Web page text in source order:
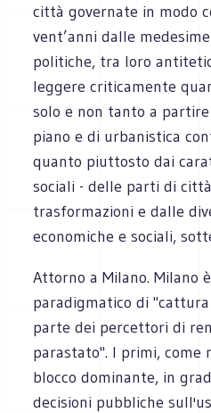
città governate in modo
vent’anni dalle
politiche, tra loro
leggere criticamente
solo e non tanto a
piano e di urbanistica
quanto piuttosto dai
sociali - delle parti di
trasformazioni e dalle
economiche e sociali,
Attorno a Milano. Milano
paradigmatico di
parte dei percettori di
parastato". I primi, come
blocco dominante, in
decisioni pubbliche